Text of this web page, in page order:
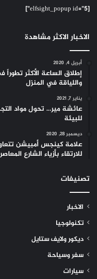
[elfsight_popup id="5"]
الاخبار الاكثر مشاهدة
أبريل 4, 2020
إطلاق الساعة الأكثر
واللياقة في المنزل
يناير 7, 2021
عائشة مير… تحول مواد
للبيئة
ديسمبر 28, 2020
علامة كينجس أمبيشن
للارتقاء بأزياء الشارع
تصنيفات
الاخبار
تكنولوجيا
ديكور ولايف ستايل
سفر وسياحة
سيارات